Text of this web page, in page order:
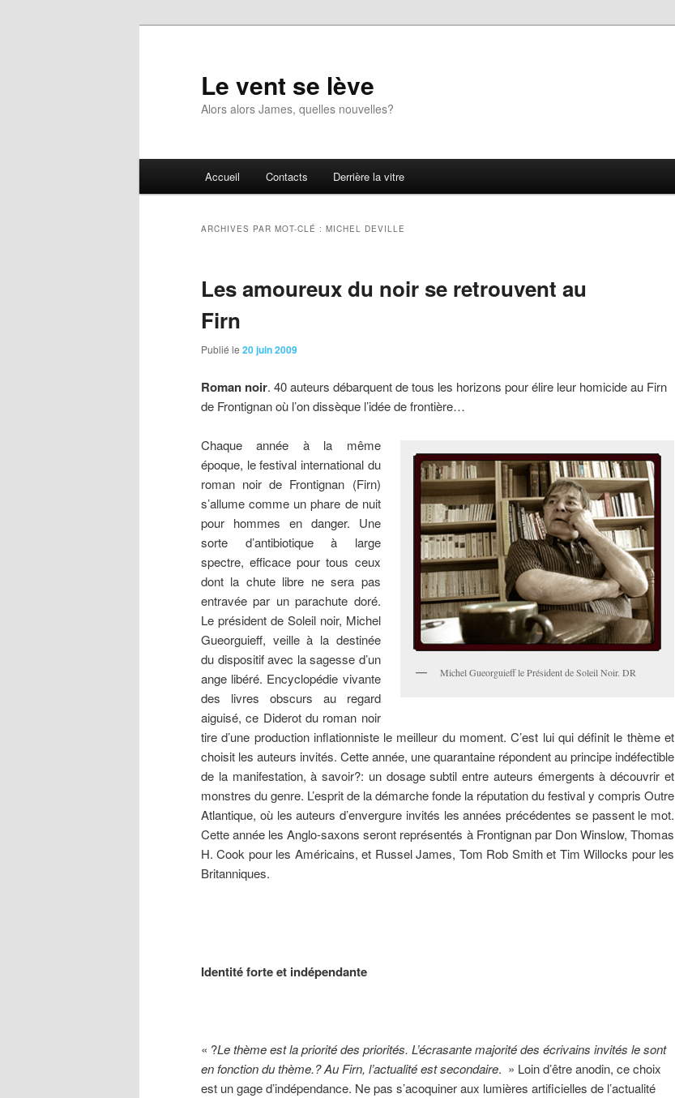
Le vent se lève
Alors alors James, quelles nouvelles?
Accueil Contacts Derrière la vitre
ARCHIVES PAR MOT-CLÉ : MICHEL DEVILLE
Les amoureux du noir se retrouvent au
Firn
Publié le 20 juin 2009
Roman noir. 40 auteurs débarquent de tous les horizons pour élire leur homicide au Firn
de Frontignan où l’on dissèque l’idée de frontière…
Michel Gueorguieff le Président de Soleil Noir. DR
Chaque année à la même
époque, le festival international du
roman noir de Frontignan (Firn)
s’allume comme un phare de nuit
pour hommes en danger. Une
sorte d’antibiotique à large
spectre, efficace pour tous ceux
dont la chute libre ne sera pas
entravée par un parachute doré.
Le président de Soleil noir, Michel
Gueorguieff, veille à la destinée
du dispositif avec la sagesse d’un
ange libéré. Encyclopédie vivante
des livres obscurs au regard
aiguisé, ce Diderot du roman noir
tire d’une production inflationniste le meilleur du moment. C’est lui qui définit le thème et
choisit les auteurs invités. Cette année, une quarantaine répondent au principe indéfectible
de la manifestation, à savoir?: un dosage subtil entre auteurs émergents à découvrir et
monstres du genre. L’esprit de la démarche fonde la réputation du festival y compris Outre
Atlantique, où les auteurs d’envergure invités les années précédentes se passent le mot.
Cette année les Anglo-saxons seront représentés à Frontignan par Don Winslow, Thomas
H. Cook pour les Américains, et Russel James, Tom Rob Smith et Tim Willocks pour les
Britanniques.
Identité forte et indépendante
« ?Le thème est la priorité des priorités. L’écrasante majorité des écrivains invités le sont
en fonction du thème.? Au Firn, l’actualité est secondaire. » Loin d’être anodin, ce choix
est un gage d’indépendance. Ne pas s’acoquiner aux lumières artificielles de l’actualité